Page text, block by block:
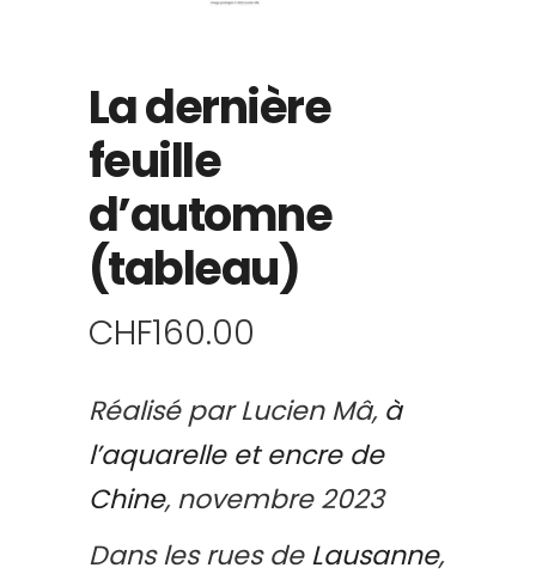
La dernière
feuille
d’automne
(tableau)
CHF160.00
Réalisé par Lucien Mâ, à
l’aquarelle et encre de
Chine, novembre 2023
Dans les rues deLausanne,